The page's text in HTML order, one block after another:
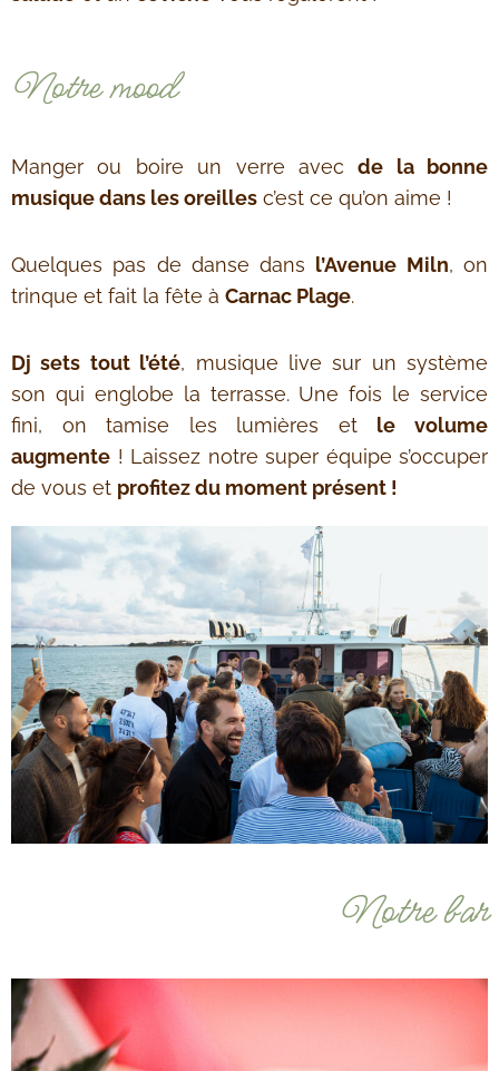
Notre mood
Manger ou boire un verre avecde la bonne
musique dans les oreilles c’est ce qu’on aime !
Quelques pas de danse dans l’Avenue Miln, on
trinque et fait la fête à Carnac Plage.
Dj sets tout l’été, musique live sur un système
son qui englobe la terrasse. Une fois le service
fini, on tamise les lumières et le volume
augmente ! Laissez notre super équipe s’occuper
de vous et profitez du moment présent !
Notre bar